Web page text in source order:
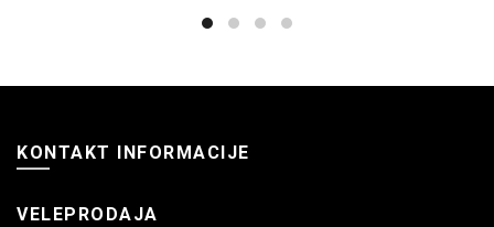
KONTAKT INFORMACIJE
VELEPRODAJA